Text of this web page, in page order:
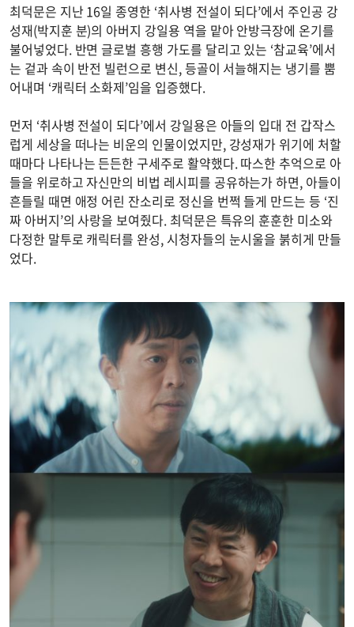
최덕문은 지난 16일 종영한 ‘취사병 전설이 되다’에서 주인공 강
성재(박지훈 분)의 아버지 강일용 역을 맡아 안방극장에 온기를
불어넣었다. 반면 글로벌 흥행 가도를 달리고 있는 ‘참교육’에서
는 겉과 속이 반전 빌런으로 변신, 등골이 서늘해지는 냉기를 뿜
어내며 ‘캐릭터 소화제’임을 입증했다.
먼저 ‘취사병 전설이 되다’에서 강일용은 아들의 입대 전 갑작스
럽게 세상을 떠나는 비운의 인물이었지만, 강성재가 위기에 처할
때마다 나타나는 든든한 구세주로 활약했다. 따스한 추억으로 아
들을 위로하고 자신만의 비법 레시피를 공유하는가 하면, 아들이
흔들릴 때면 애정 어린 잔소리로 정신을 번쩍 들게 만드는 등 ‘진
짜 아버지’의 사랑을 보여줬다. 최덕문은 특유의 훈훈한 미소와
다정한 말투로 캐릭터를 완성, 시청자들의 눈시울을 붉히게 만들
었다.